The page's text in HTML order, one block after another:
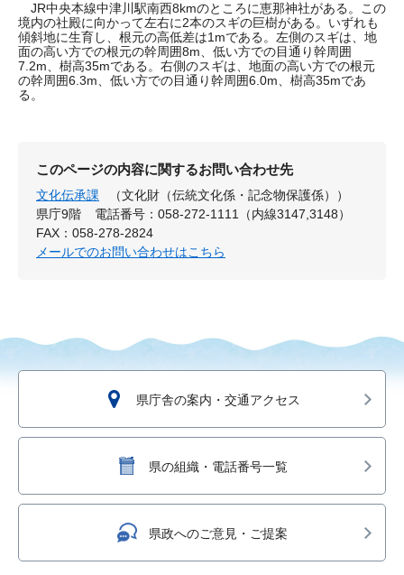
JR中央本線中津川駅南西8kmのところに恵那神社がある。この
境内の社殿に向かって左右に2本のスギの巨樹がある。いずれも
傾斜地に生育し、根元の高低差は1mである。左側のスギは、地
面の高い方での根元の幹周囲8m、低い方での目通り幹周囲
7.2m、樹高35mである。右側のスギは、地面の高い方での根元
の幹周囲6.3m、低い方での目通り幹周囲6.0m、樹高35mであ
る。
このページの内容に関するお問い合わせ先
文化伝承課
（文化財（伝統文化係・記念物保護係））
県庁9階
電話番号：058-272-1111（内線3147,3148）
FAX：058-278-2824
メールでのお問い合わせはこちら
県庁舎の案内・交通アクセス
県の組織・電話番号一覧
県政へのご意見・ご提案